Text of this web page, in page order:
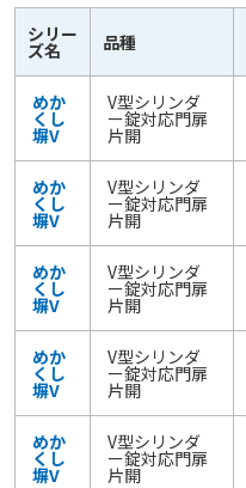
シリー
ズ名 品種
めか
くし
塀V
V型シリンダ
ー錠対応門扉
片開
めか
くし
塀V
V型シリンダ
ー錠対応門扉
片開
めか
くし
塀V
V型シリンダ
ー錠対応門扉
片開
めか
くし
塀V
V型シリンダ
ー錠対応門扉
片開
めか
くし
塀V
V型シリンダ
ー錠対応門扉
片開